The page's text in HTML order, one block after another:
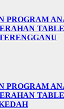
PROGRAM
PROGRAM